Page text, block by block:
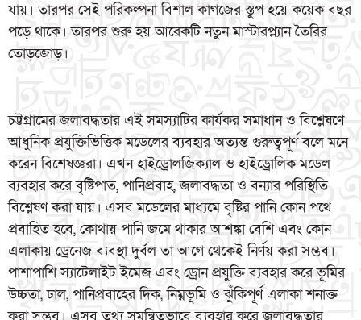
যায়। তারপর সেই পরিকল্পনা বিশাল কাগজের স্তুপ হয়ে কয়েক বছর
পড়ে থাকে। তারপর শুরু হয় আরেকটি নতুন মাস্টারপ্ল্যান তৈরির
তোড়জোড়।
চট্টগ্রামের জলাবদ্ধতার এই সমস্যাটির কার্যকর সমাধান ও বিশ্লেষণে
আধুনিক প্রযুক্তিভিত্তিক মডেলের ব্যবহার অত্যন্ত গুরুত্বপূর্ণ বলে মনে
করেন বিশেষজ্ঞরা। এখন হাইড্রোলজিক্যাল ও হাইড্রোলিক মডেল
ব্যবহার করে বৃষ্টিপাত, পানিপ্রবাহ, জলাবদ্ধতা ও বন্যার পরিস্থিতি
বিশ্লেষণ করা যায়। এসব মডেলের মাধ্যমে বৃষ্টির পানি কোন পথে
প্রবাহিত হবে, কোথায় পানি জমে থাকার আশঙ্কা বেশি এবং কোন
এলাকায় ড্রেনেজ ব্যবস্থা দুর্বল তা আগে থেকেই নির্ণয় করা সম্ভব।
পাশাপাশি স্যাটেলাইট ইমেজ এবং ড্রোন প্রযুক্তি ব্যবহার করে ভূমির
উচ্চতা, ঢাল, পানিপ্রবাহের দিক, নিম্নভূমি ও ঝুঁকিপূর্ণ এলাকা শনাক্ত